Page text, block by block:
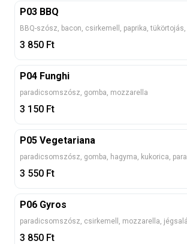
P03 BBQ
BBQ-szósz, bacon, csirkemell, paprika,
3 850 Ft
P04 Funghi
paradicsomszósz, gomba, mozzarella
3 150 Ft
P05 Vegetariana
3 550 Ft
P06 Gyros
3 850 Ft